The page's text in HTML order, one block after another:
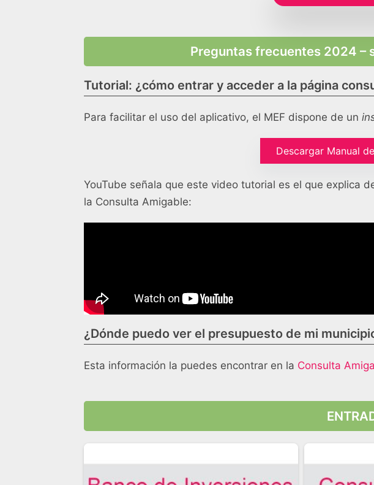
Preguntas frecuentes 2024 –
Tutorial: ¿cómo entrar y acceder a la página
Para facilitar el uso del aplicativo, el MEF dispone de un
Descargar Manual
YouTube señala que este video tutorial es el que explica
la Consulta Amigable:
¿Dónde puedo ver el presupuesto de mi
Esta información la puedes encontrar en la Consulta